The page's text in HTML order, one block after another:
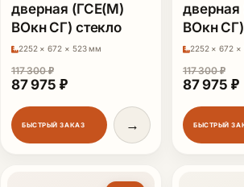
дверная (ГСЕ(М)
ВОкн СГ) стекло
2252 × 672 × 523 мм
117 300₽
Первоначальная цена составляла
87 975 ₽Текущая цена: 87 975 ₽.
БЫСТРЫЙ ЗАКАЗ →
ВОкн
2252 × 672
117 300₽
87 975 ₽
БЫСТРЫЙ